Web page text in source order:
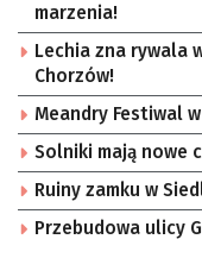
marzenia!
Lechia zna rywala
Chorzów!
Meandry Festiwal
Solniki mają nowe
Ruiny zamku w
Przebudowa ulicy